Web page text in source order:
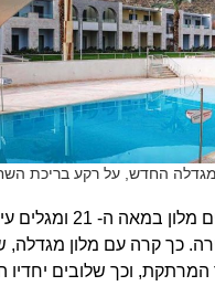
החדש, על רקע בריכת
ראו זה פלא, מקימים מלון במאה ה- 21
לספירה. כך קרה עם מלון מגדלה,
וכך שלובים יחדיו